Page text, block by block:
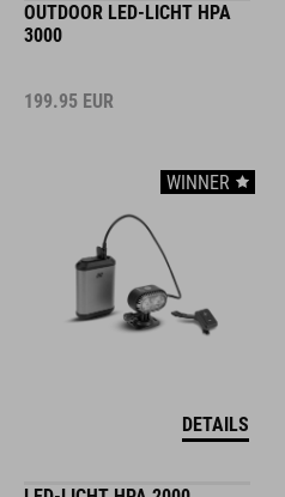
OUTDOOR LED-LICHT HPA
3000
199.95 EUR
WINNER
DETAILS